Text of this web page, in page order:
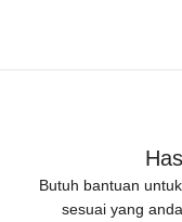
Butuh bantuan
sesuai yang